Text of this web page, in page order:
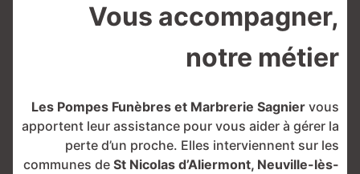
Vous accompagner,
notre métier
Les Pompes Funèbres et Marbrerie Sagnier vous
apportent leur assistance pour vous aider à gérer la
perte d’un proche. Elles interviennent sur les
communes de St Nicolas d’Aliermont, Neuville-lès-